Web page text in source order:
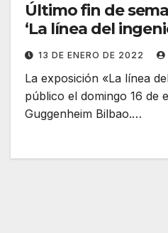
Último fin de
‘La línea del
13 DE ENERO DE 2022
La exposición «La línea
público el domingo 16 de
Guggenheim Bilbao.…